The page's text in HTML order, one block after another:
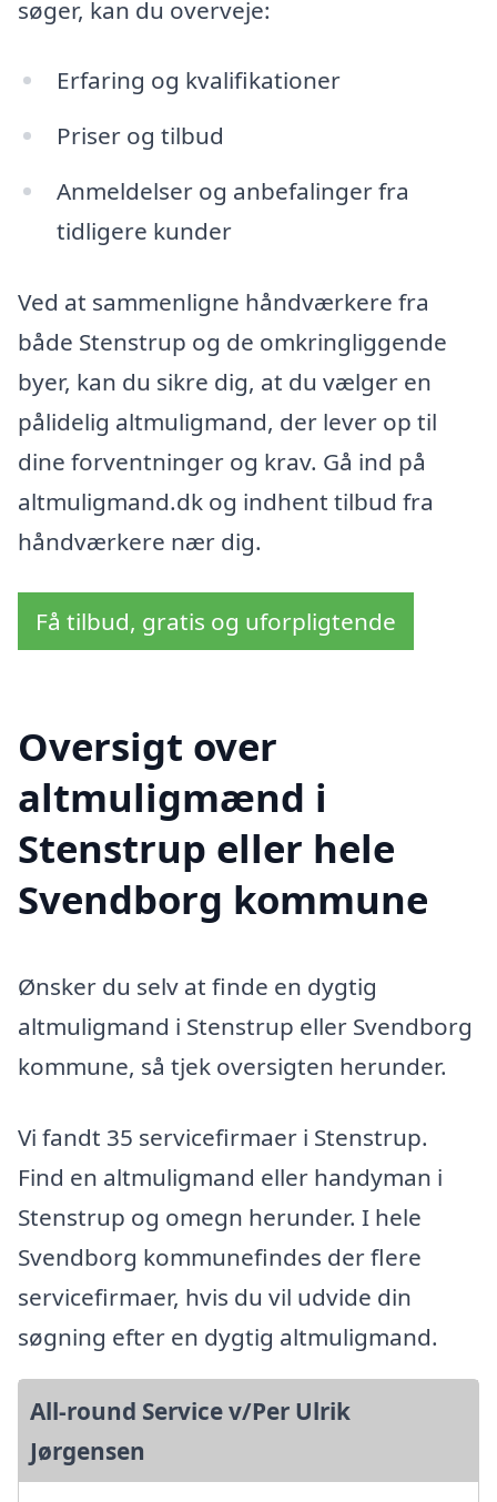
søger, kan du overveje:
Erfaring og kvalifikationer
Priser og tilbud
Anmeldelser og anbefalinger fra
tidligere kunder
Ved at sammenligne håndværkere fra
både Stenstrup og de omkringliggende
byer, kan du sikre dig, at du vælger en
pålidelig altmuligmand, der lever op til
dine forventninger og krav. Gå ind på
altmuligmand.dk og indhent tilbud fra
håndværkere nær dig.
Få tilbud, gratis og uforpligtende
Oversigt over
altmuligmænd i
Stenstrup eller hele
Svendborg kommune
Ønsker du selv at finde en dygtig
altmuligmand i Stenstrup eller Svendborg
kommune, så tjek oversigten herunder.
Vi fandt 35 servicefirmaer i Stenstrup.
Find en altmuligmand eller handyman i
Stenstrup og omegn herunder. I hele
Svendborg kommunefindes der flere
servicefirmaer, hvis du vil udvide din
søgning efter en dygtig altmuligmand.
All-round Service v/Per Ulrik
Jørgensen